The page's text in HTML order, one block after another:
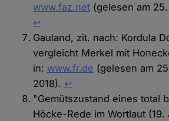
www.faz.net (gelesen am
↩︎
Gauland, zit. nach: Kordula
vergleicht Merkel mit
in: www.fr.de (gelesen am
2018). ↩︎
"Gemütszustand eines total
Höcke-Rede im Wortlaut (19.